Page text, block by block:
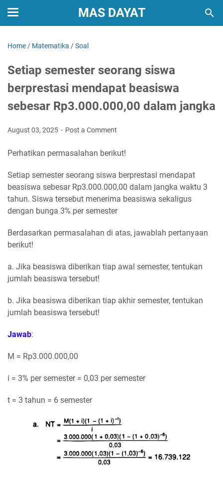
MAS DAYAT
Home / Matematika /Soal
Setiap semester seorang siswa
berprestasi mendapat beasiswa
sebesar Rp3.000.000,00 dalam jangka
August 03, 2025 Post a Comment
Perhatikan permasalahan berikut!
Setiap semester seorang siswa berprestasi mendapat
beasiswa sebesar Rp3.000.000,00 dalam jangka waktu 3
tahun. Siswa tersebut menerima beasiswa sekaligus
dengan bunga 3% per semester
Berdasarkan permasalahan di atas, jawablah pertanyaan
berikut!
a. Jika beasiswa diberikan tiap awal semester, tentukan
jumlah beasiswa tersebut!
b. Jika beasiswa diberikan tiap akhir semester, tentukan
jumlah beasiswa tersebut!
Jawab:
M = Rp3.000.000,00
i = 3% per semester = 0,03 per semester
t = 3 tahun = 6 semester